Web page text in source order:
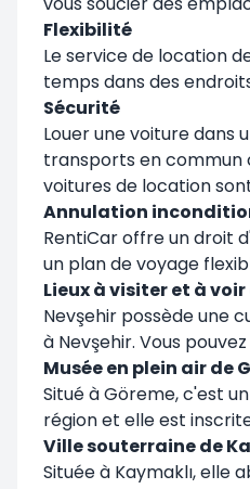
Flexibilité
Le service de location
temps dans des
Sécurité
Louer une voiture dans
transports en commun
voitures de location
Annulation
RentiCar offre un droit
un plan de voyage
Lieux à visiter et à
Nevşehir possède une
à Nevşehir. Vous
Musée en plein air de
Situé à Göreme, c'est
région et elle est
Ville souterraine de
Située à Kaymaklı, elle